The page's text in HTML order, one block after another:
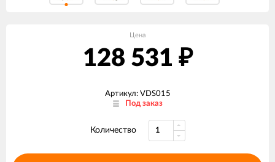
Цена
128 531 ₽
Артикул: VDS015
Под заказ
Количество